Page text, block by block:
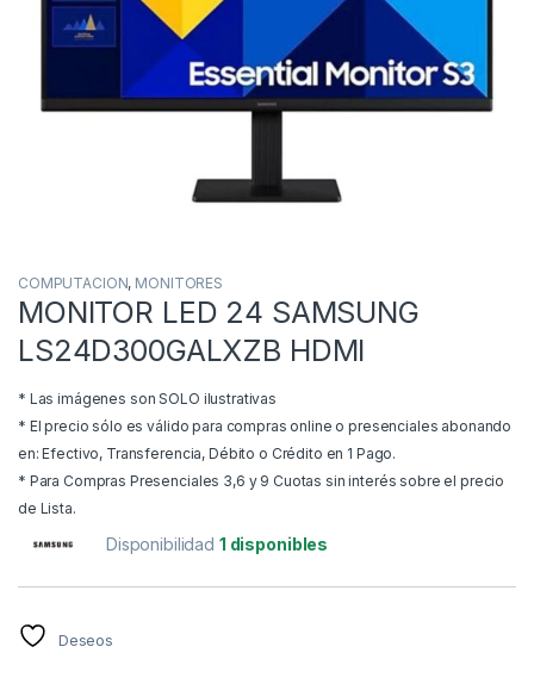
COMPUTACION, MONITORES
MONITOR LED 24 SAMSUNG
LS24D300GALXZB HDMI
* Las imágenes son SOLO ilustrativas
* El precio sólo es válido para compras online o presenciales abonando
en: Efectivo, Transferencia, Débito o Crédito en 1 Pago.
* Para Compras Presenciales 3,6 y 9 Cuotas sin interés sobre el precio
de Lista.
Disponibilidad 1 disponibles
Deseos